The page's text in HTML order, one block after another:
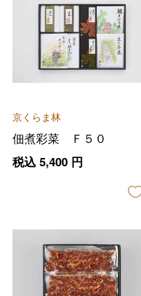
京くらま林
佃煮彩菜 Ｆ５０
税込 5,400円